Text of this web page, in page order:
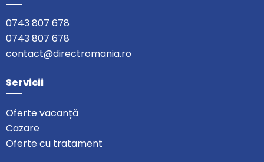
0743 807 678
0743 807 678
contact@directromania.ro
Servicii
Oferte vacanță
Cazare
Oferte cu tratament